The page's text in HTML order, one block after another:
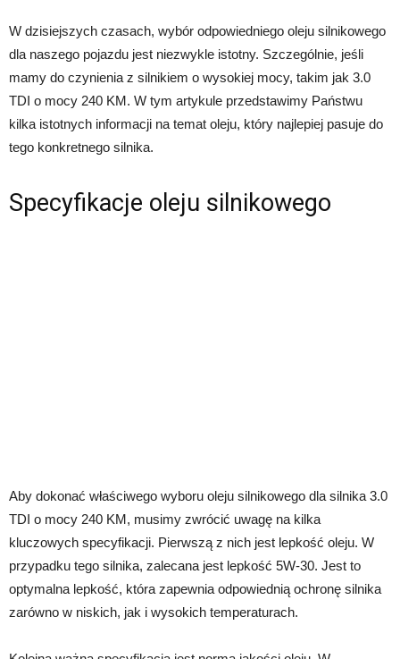
W dzisiejszych czasach, wybór odpowiedniego oleju silnikowego
dla naszego pojazdu jest niezwykle istotny. Szczególnie, jeśli
mamy do czynienia z silnikiem o wysokiej mocy, takim jak 3.0
TDI o mocy 240 KM. W tym artykule przedstawimy Państwu
kilka istotnych informacji na temat oleju, który najlepiej pasuje do
tego konkretnego silnika.
Specyfikacje oleju silnikowego
Aby dokonać właściwego wyboru oleju silnikowego dla silnika 3.0
TDI o mocy 240 KM, musimy zwrócić uwagę na kilka
kluczowych specyfikacji. Pierwszą z nich jest lepkość oleju. W
przypadku tego silnika, zalecana jest lepkość 5W-30. Jest to
optymalna lepkość, która zapewnia odpowiednią ochronę silnika
zarówno w niskich, jak i wysokich temperaturach.